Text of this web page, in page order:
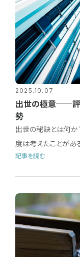
2025.10.07
出世の極意──評
勢
出世の秘訣とは何か
度は考えたことがあ
記事を読む